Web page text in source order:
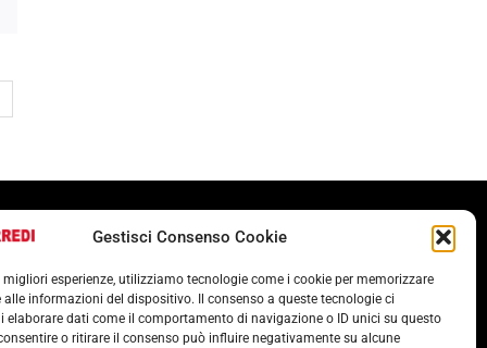
Gestisci Consenso Cookie
migliori esperienze, utilizziamo tecnologie come i cookie per memorizzare
alle informazioni del dispositivo. Il consenso a queste tecnologie ci
elaborare dati come il comportamento di navigazione o ID unici su questo
o ritirare il consenso può influire negativamente su alcune
POLITICA ANTICORRUZIONE 37001